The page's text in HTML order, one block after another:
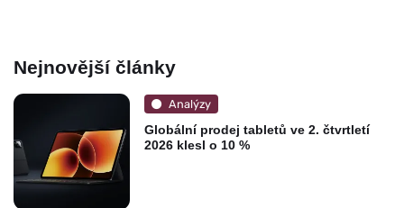
Nejnovější články
Analýzy
Globální prodej tabletů ve 2. čtvrtletí
2026 klesl o 10 %